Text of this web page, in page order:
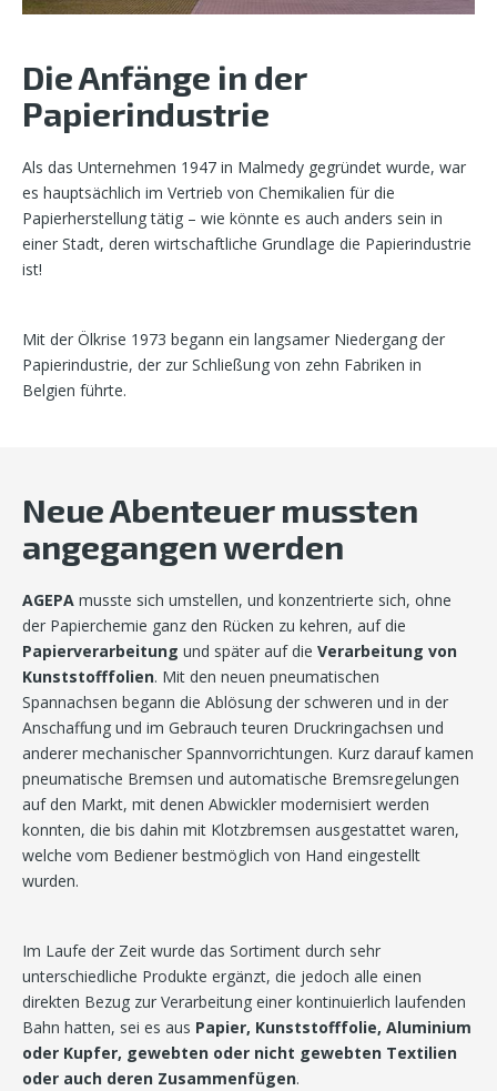
Die Anfänge in der
Papierindustrie
Als das Unternehmen 1947 in Malmedy gegründet wurde, war
es hauptsächlich im Vertrieb von Chemikalien für die
Papierherstellung tätig – wie könnte es auch anders sein in
einer Stadt, deren wirtschaftliche Grundlage die Papierindustrie
ist!
Mit der Ölkrise 1973 begann ein langsamer Niedergang der
Papierindustrie, der zur Schließung von zehn Fabriken in
Belgien führte.
Neue Abenteuer mussten
angegangen werden
AGEPA musste sich umstellen, und konzentrierte sich, ohne
der Papierchemie ganz den Rücken zu kehren, auf die
Papierverarbeitung und später auf die Verarbeitung von
Kunststofffolien. Mit den neuen pneumatischen
Spannachsen begann die Ablösung der schweren und in der
Anschaffung und im Gebrauch teuren Druckringachsen und
anderer mechanischer Spannvorrichtungen. Kurz darauf kamen
pneumatische Bremsen und automatische Bremsregelungen
auf den Markt, mit denen Abwickler modernisiert werden
konnten, die bis dahin mit Klotzbremsen ausgestattet waren,
welche vom Bediener bestmöglich von Hand eingestellt
wurden.
Im Laufe der Zeit wurde das Sortiment durch sehr
unterschiedliche Produkte ergänzt, die jedoch alle einen
direkten Bezug zur Verarbeitung einer kontinuierlich laufenden
Bahn hatten, sei es aus Papier, Kunststofffolie, Aluminium
oder Kupfer, gewebten oder nicht gewebten Textilien
oder auch deren Zusammenfügen.